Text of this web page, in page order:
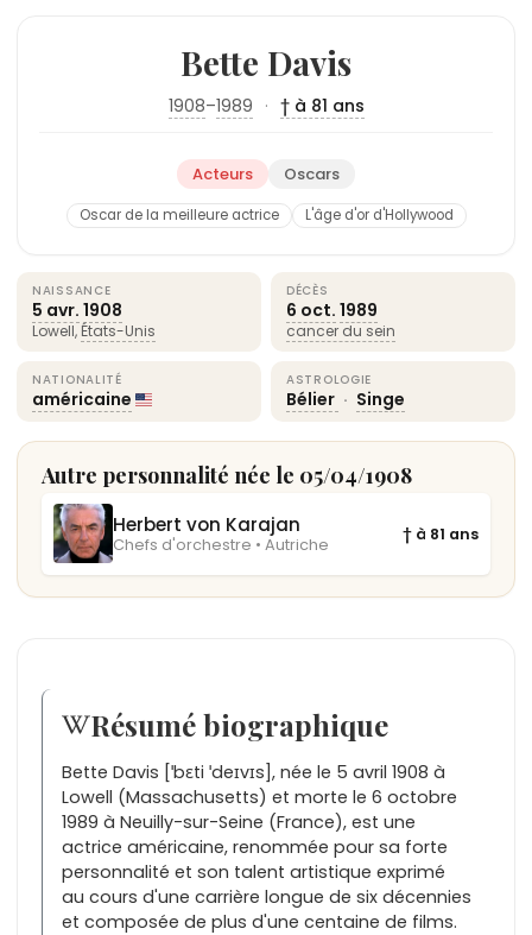
Bette Davis
1908–1989 · † à 81 ans
Acteurs Oscars
Oscar de la meilleure actrice L'âge d'or d'Hollywood
NAISSANCE
5 avr. 1908
Lowell, États-Unis
DÉCÈS
6 oct. 1989
cancer du sein
NATIONALITÉ
américaine
ASTROLOGIE
Bélier · Singe
Autre personnalité née le 05/04/1908
Herbert von Karajan
Chefs d'orchestre • Autriche
† à 81 ans
Résumé biographique
Bette Davis [ˈbɛti ˈdeɪvɪs], née le 5 avril 1908 à
Lowell (Massachusetts) et morte le 6 octobre
1989 à Neuilly-sur-Seine (France), est une
actrice américaine, renommée pour sa forte
personnalité et son talent artistique exprimé
au cours d'une carrière longue de six décennies
et composée de plus d'une centaine de films.